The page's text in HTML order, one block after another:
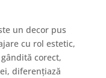
un decor pus
cu rol estetic,
corect,
diferențiază